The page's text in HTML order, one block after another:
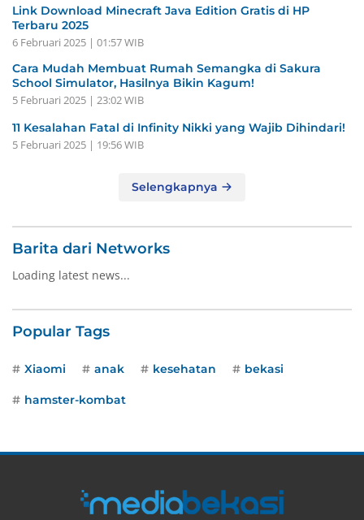
Link Download Minecraft Java Edition Gratis di HP
Terbaru 2025
6 Februari 2025 | 01:57 WIB
Cara Mudah Membuat Rumah Semangka di Sakura
School Simulator, Hasilnya Bikin Kagum!
5 Februari 2025 | 23:02 WIB
11 Kesalahan Fatal di Infinity Nikki yang Wajib Dihindari!
5 Februari 2025 | 19:56 WIB
Selengkapnya
Barita dari Networks
Loading latest news...
Popular Tags
Xiaomi anak kesehatan bekasi
hamster-kombat